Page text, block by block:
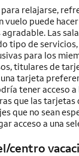
relajarse,
puede
Las
tipo de
para los
titulares de
tarjeta
tener acceso a
que las tarjetas
que no sean
acceso a una
centro